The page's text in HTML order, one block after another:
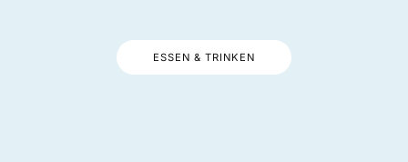
ESSEN & TRINKEN